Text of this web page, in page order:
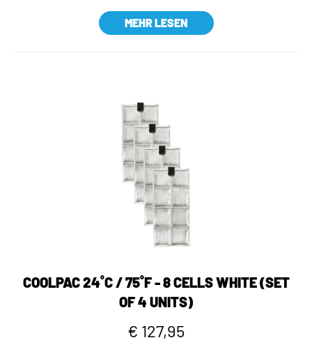
MEHR LESEN
COOLPAC 24˚C / 75˚F - 8 CELLS WHITE (SET
OF 4 UNITS)
€ 127,95